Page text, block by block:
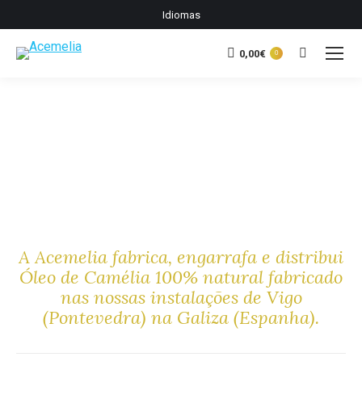
Idiomas
0,00€ 0 Buscar:
A Acemelia fabrica, engarrafa e distribui
Óleo de Camélia 100% natural fabricado
nas nossas instalações de Vigo
(Pontevedra) na Galiza (Espanha).